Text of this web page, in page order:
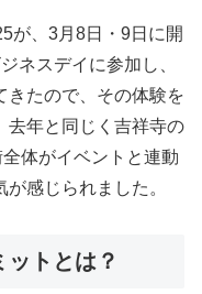
が、3月8日・9日に開
ネスデイに参加し、
きたので、その体験を
去年と同じく吉祥寺の
体がイベントと連動
感じられました。
トとは？